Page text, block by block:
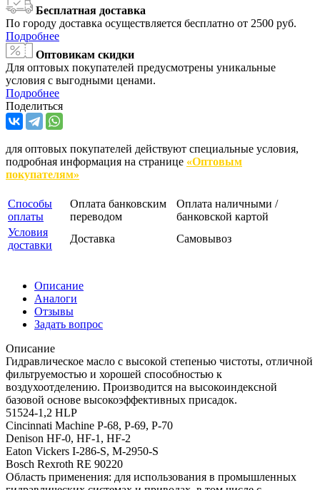
Бесплатная доставка
По городу доставка осуществляется бесплатно от 2500 руб.
Подробнее
Оптовикам скидки
Для оптовых покупателей предусмотрены уникальные
условия с выгодными ценами.
Подробнее
Поделиться
для оптовых покупателей действуют специальные условия,
подробная информация на странице «Оптовым
покупателям»
Способы
оплаты
Оплата банковским
переводом
Оплата наличными /
банковской картой
Условия
доставки
Доставка Самовывоз
Описание
Аналоги
Отзывы
Задать вопрос
Описание
Гидравлическое масло с высокой степенью чистоты, отличной
фильтруемостью и хорошей способностью к
воздухоотделению. Производится на высокоиндексной
базовой основе высокоэффективных присадок.
51524-1,2 HLP
Cincinnati Machine P-68, P-69, P-70
Denison HF-0, HF-1, HF-2
Eaton Vickers I-286-S, M-2950-S
Bosch Rexroth RE 90220
Область применения: для использования в промышленных